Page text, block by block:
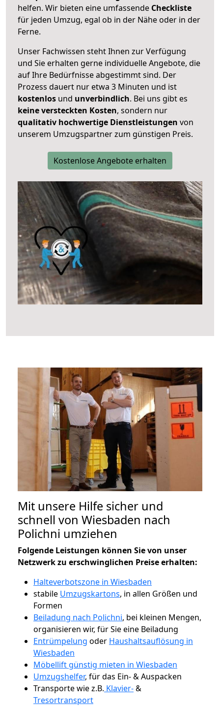
helfen. Wir bieten eine umfassende Checkliste
für jeden Umzug, egal ob in der Nähe oder in der
Ferne.
Unser Fachwissen steht Ihnen zur Verfügung
und Sie erhalten gerne individuelle Angebote, die
auf Ihre Bedürfnisse abgestimmt sind. Der
Prozess dauert nur etwa 3 Minuten und ist
kostenlos und unverbindlich. Bei uns gibt es
keine versteckten Kosten, sondern nur
qualitativ hochwertige Dienstleistungen von
unserem Umzugspartner zum günstigen Preis.
Kostenlose Angebote erhalten
Mit unsere Hilfe sicher und
schnell von Wiesbaden nach
Polichni umziehen
Folgende Leistungen können Sie von unser
Netzwerk zu erschwinglichen Preise erhalten:
Halteverbotszone in Wiesbaden
stabile Umzugskartons, in allen Größen und
Formen
Beiladung nach Polichni, bei kleinen Mengen,
organisieren wir, für Sie eine Beiladung
Entrümpelung oder Haushaltsauflösung in
Wiesbaden
Möbellift günstig mieten in Wiesbaden
Umzugshelfer, für das Ein- & Auspacken
Transporte wie z.B. Klavier-&
Tresortransport